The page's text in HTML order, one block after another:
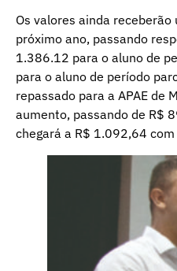
Os valores ainda
próximo ano, passando
1.386.12 para o aluno de
para o aluno de período
repassado para a APAE de
aumento, passando de R$
chegará a R$ 1.092,64